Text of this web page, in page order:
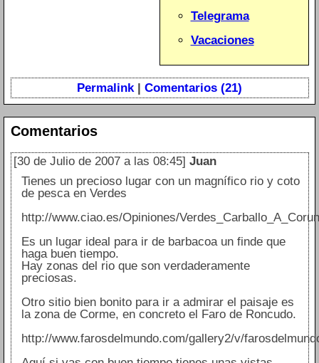
Telegrama
Vacaciones
Permalink | Comentarios (21)
Comentarios
[30 de Julio de 2007 a las 08:45] Juan
Tienes un precioso lugar con un magnífico rio y coto
de pesca en Verdes
http://www.ciao.es/Opiniones/
Es un lugar ideal para ir de barbacoa un finde que
haga buen tiempo.
Hay zonas del rio que son verdaderamente
preciosas.
Otro sitio bien bonito para ir a admirar el paisaje es
la zona de Corme, en concreto el Faro de Roncudo.
http://www.farosdelmundo.com/gallery2/v/